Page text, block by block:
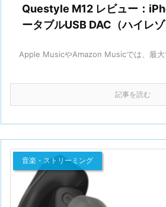
Questyle M12 レビュー：
ータブルUSB DAC（ハイレゾ
Apple MusicやAmazon Musicでは、最
記事を読む
音楽・ストリーミング